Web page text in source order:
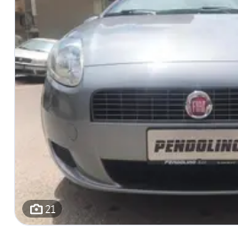
21